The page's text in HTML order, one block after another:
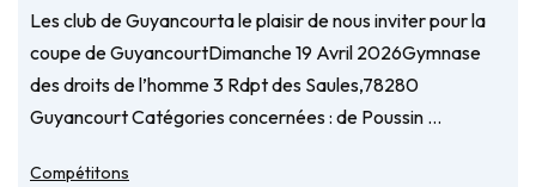
Les club de Guyancourta le plaisir de nous inviter pour la
coupe de GuyancourtDimanche 19 Avril 2026Gymnase
des droits de l’homme 3 Rdpt des Saules,78280
Guyancourt Catégories concernées : de Poussin …
Compétitons